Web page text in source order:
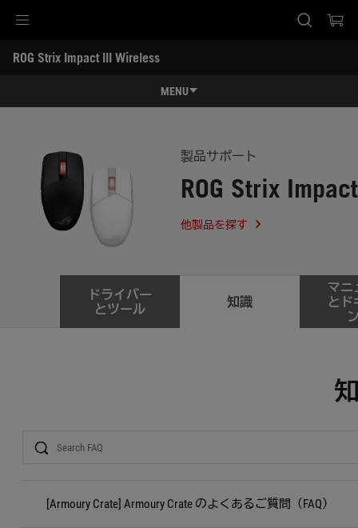
Skip to content
Accessibility Help
Skip to Menu
ASUS Footer
ROG Strix Impact III Wireless
MENU
スペック
レビュー記事 / 動画
ギャラリー
製品サポート
ROG Strix
他製品を探す
ドライバー
とツール
知識
マニ
とド
[Armoury Crate] Armoury Crate のよくあるご質問（FAQ）